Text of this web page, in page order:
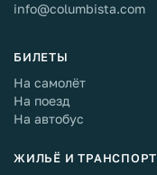
info@columbista.com
БИЛЕТЫ
На самолёт
На поезд
На автобус
ЖИЛЬЁ И ТРАНСПОРТ